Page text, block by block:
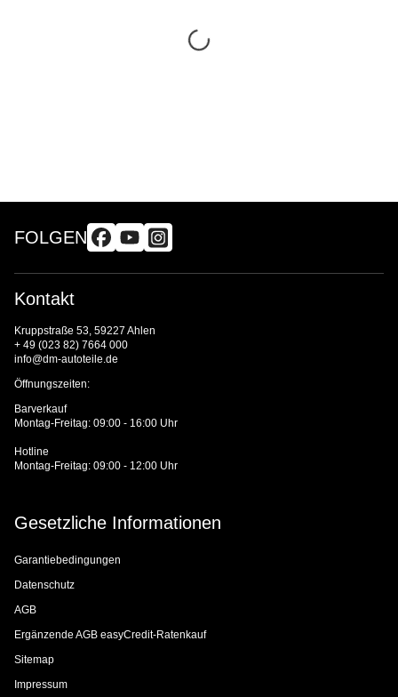
FOLGEN
Kontakt
Kruppstraße 53, 59227 Ahlen
+ 49 (023 82) 7664 000
info@dm-autoteile.de
Öffnungszeiten:
Barverkauf
Montag-Freitag: 09:00 - 16:00 Uhr
Hotline
Montag-Freitag: 09:00 - 12:00 Uhr
Gesetzliche Informationen
Garantiebedingungen
Datenschutz
AGB
Ergänzende AGB easyCredit-Ratenkauf
Sitemap
Impressum